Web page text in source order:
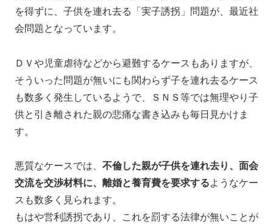
を得ずに、子供を連れ去る「実子誘拐」問題が、最近社
会問題となっています。
ＤＶや児童虐待などから避難するケースもありますが、
そういった問題が無いにも関わらず子を連れ去るケース
も数多く発生しているようで、ＳＮＳ等では無理やり子
供と引き離された親の悲痛な書き込みも毎日見かけま
す。
悪質なケースでは、 不倫した親が子供を連れ去り、面会
交流を交渉材料に、離婚と養育費を要求するようなケー
スも数多く見られます。
もはや営利誘拐であり、これを罰する法律が無いことが